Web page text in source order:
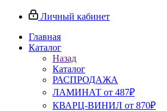
Личный кабинет
Главная
Каталог
Назад
Каталог
РАСПРОДАЖА
ЛАМИНАТ от 487₽
КВАРЦ-ВИНИЛ от 870₽